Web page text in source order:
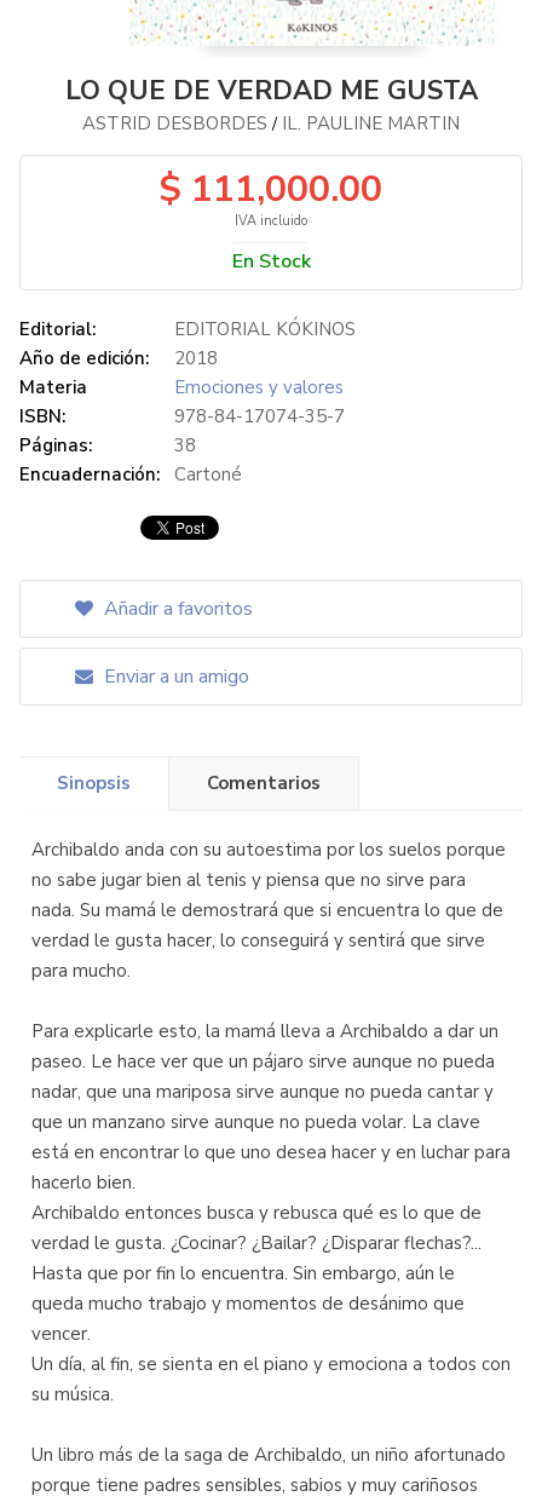
LO QUE DE VERDAD ME GUSTA
ASTRID DESBORDES / IL. PAULINE MARTIN
$ 111,000.00
IVA incluido
En Stock
Editorial:
EDITORIAL KÓKINOS
Año de edición:
2018
Materia
Emociones y valores
ISBN:
978-84-17074-35-7
Páginas:
38
Encuadernación: Cartoné
Añadir a favoritos
Enviar a un amigo
Sinopsis Comentarios
Archibaldo anda con su autoestima por los suelos porque
no sabe jugar bien al tenis y piensa que no sirve para
nada. Su mamá le demostrará que si encuentra lo que de
verdad le gusta hacer, lo conseguirá y sentirá que sirve
para mucho.
Para explicarle esto, la mamá lleva a Archibaldo a dar un
paseo. Le hace ver que un pájaro sirve aunque no pueda
nadar, que una mariposa sirve aunque no pueda cantar y
que un manzano sirve aunque no pueda volar. La clave
está en encontrar lo que uno desea hacer y en luchar para
hacerlo bien.
Archibaldo entonces busca y rebusca qué es lo que de
verdad le gusta. ¿Cocinar? ¿Bailar? ¿Disparar flechas?...
Hasta que por fin lo encuentra. Sin embargo, aún le
queda mucho trabajo y momentos de desánimo que
vencer.
Un día, al fin, se sienta en el piano y emociona a todos con
su música.
Un libro más de la saga de Archibaldo, un niño afortunado
porque tiene padres sensibles, sabios y muy cariñosos